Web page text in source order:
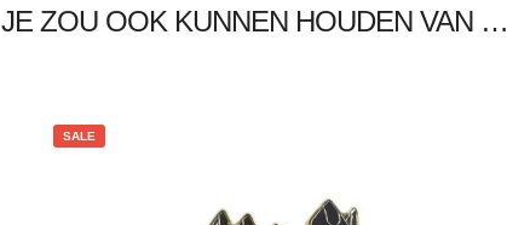
JE ZOU OOK KUNNEN HOUDEN VAN …
SALE